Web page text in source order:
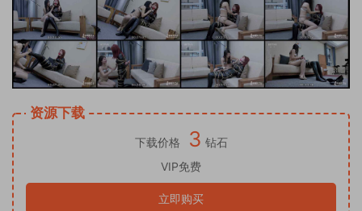
资源下载
下载价格 3 钻石
VIP免费
立即购买